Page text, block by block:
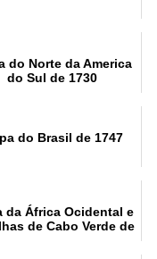
do Norte da America
do Sul de 1730
do Brasil de 1747
da África Ocidental e
de Cabo Verde de